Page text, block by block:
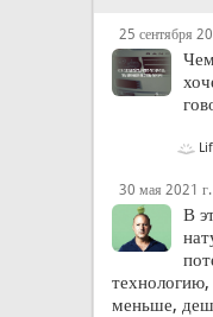
25 сентября
30 мая 2021
В
технологию,
меньше,